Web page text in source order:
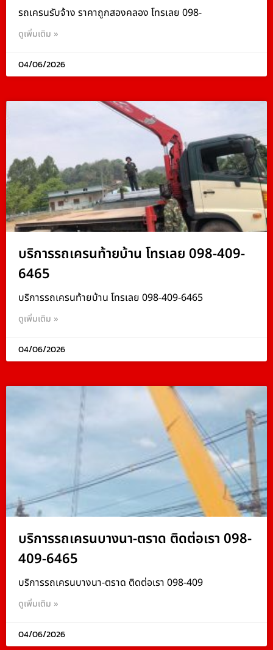
รถเครนรับจ้าง ราคาถูกสองคลอง โทรเลย 098-
ดูเพิ่มเติม »
04/06/2026
บริการรถเครนท้ายบ้าน โทรเลย 098-409-
6465
บริการรถเครนท้ายบ้าน โทรเลย 098-409-6465
ดูเพิ่มเติม »
04/06/2026
บริการรถเครนบางนา-ตราด ติดต่อเรา 098-
409-6465
บริการรถเครนบางนา-ตราด ติดต่อเรา 098-409
ดูเพิ่มเติม »
04/06/2026